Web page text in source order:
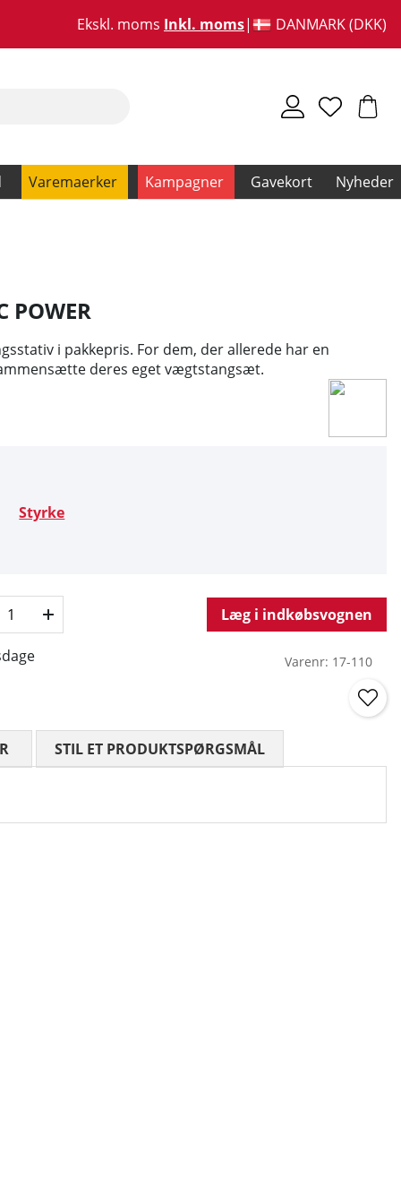
Ekskl. moms Inkl. moms DANMARK (DKK)
Varemaerker Kampagner Gavekort Nyheder
POWER
i pakkepris. For dem, der allerede har en
deres eget vægtstangsæt.
Styrke
Læg i indkøbsvognen
Varenr: 17-110
GENNEMSNITLIG VURDERING 0 UD AF 5 ANTAL
STIL ET PRODUKTSPØRGSMÅL